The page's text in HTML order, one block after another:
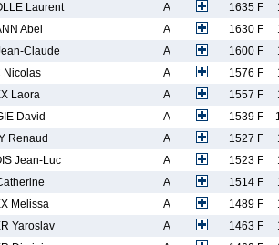
Laurent A 1635 F
Abel A 1630 F
Claude A 1600 F
Nicolas A 1576 F
Laora A 1557 F
David A 1539 F
Renaud A 1527 F
Jean-Luc A 1523 F
A 1514 F
Melissa A 1489 F
Yaroslav A 1463 F